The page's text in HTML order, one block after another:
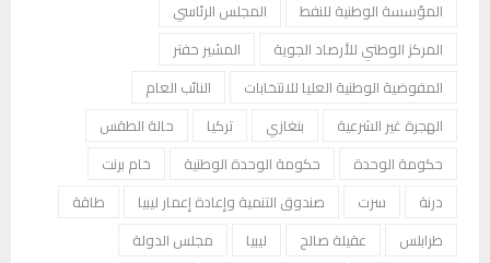
المؤسسة الوطنية للنفط
المجلس الرئاسي
المركز الوطني للأرصاد الجوية
المشير حفتر
المفوضية الوطنية العليا للانتخابات
النائب العام
الهجرة غير الشرعية
بنغازي تركيا
حالة الطقس
حكومة الوحدة
حكومة الوحدة الوطنية
خام برنت
درنة
سرت صندوق التنمية وإعادة إعمار ليبيا
طاقة
طرابلس
عقيلة صالح ليبيا
مجلس الدولة